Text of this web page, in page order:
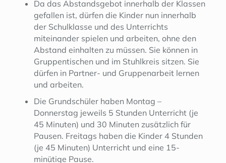
Da das Abstandsgebot innerhalb der Klassen
gefallen ist, dürfen die Kinder nun innerhalb
der Schulklasse und des Unterrichts
miteinander spielen und arbeiten, ohne den
Abstand einhalten zu müssen. Sie können in
Gruppentischen und im Stuhlkreis sitzen. Sie
dürfen in Partner- und Gruppenarbeit lernen
und arbeiten.
Die Grundschüler haben Montag –
Donnerstag jeweils 5 Stunden Unterricht (je
45 Minuten) und 30 Minuten zusätzlich für
Pausen. Freitags haben die Kinder 4 Stunden
(je 45 Minuten) Unterricht und eine 15-
minütige Pause.